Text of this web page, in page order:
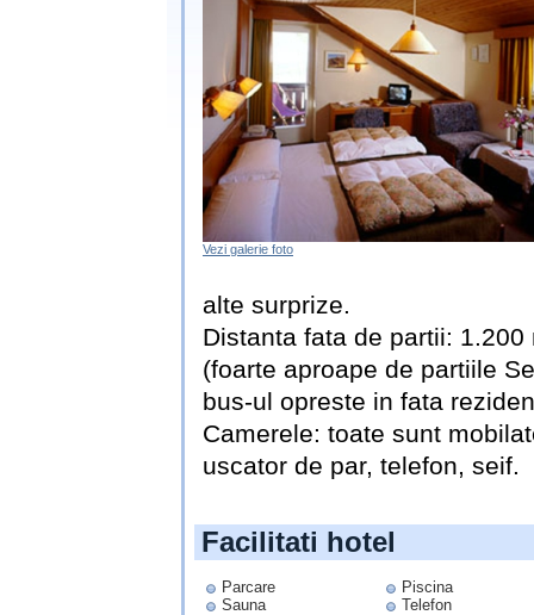
Vezi galerie foto
alte surprize.
Distanta fata de partii: 1.200
(foarte aproape de partiile
bus-ul opreste in fata
Camerele: toate sunt
uscator de par, telefon, seif.
Facilitati hotel
Parcare
Piscina
Sauna
Telefon